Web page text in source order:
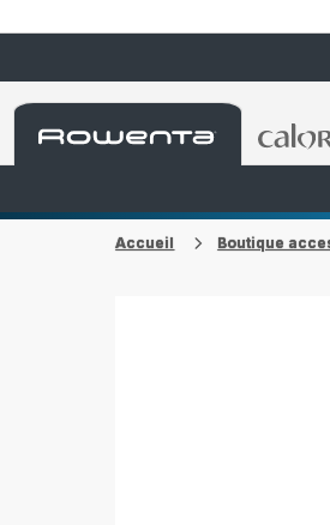
Accueil
Rowenta
Accueil Boutique